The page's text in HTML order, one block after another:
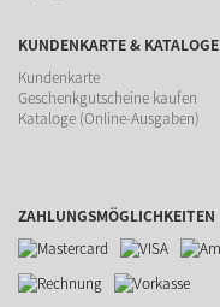
KUNDENKARTE & KATALOGE
Kundenkarte
Geschenkgutscheine kaufen
Kataloge (Online-Ausgaben)
ZAHLUNGSMÖGLICHKEITEN